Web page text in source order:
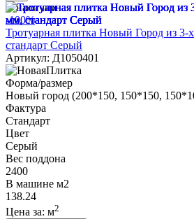
В наличии
-100%
Тротуарная плитка Новый Город из 3-
стандарт Серый
Артикул: Д1050401
Форма/размер
Новый город (200*150, 150*150,
Фактура
Стандарт
Цвет
Серый
Вес поддона
2400
В машине м2
138.24
Цена за: м2